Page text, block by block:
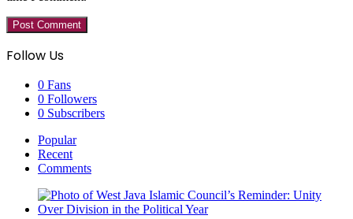
Follow Us
0 Fans
0 Followers
0 Subscribers
Popular
Recent
Comments